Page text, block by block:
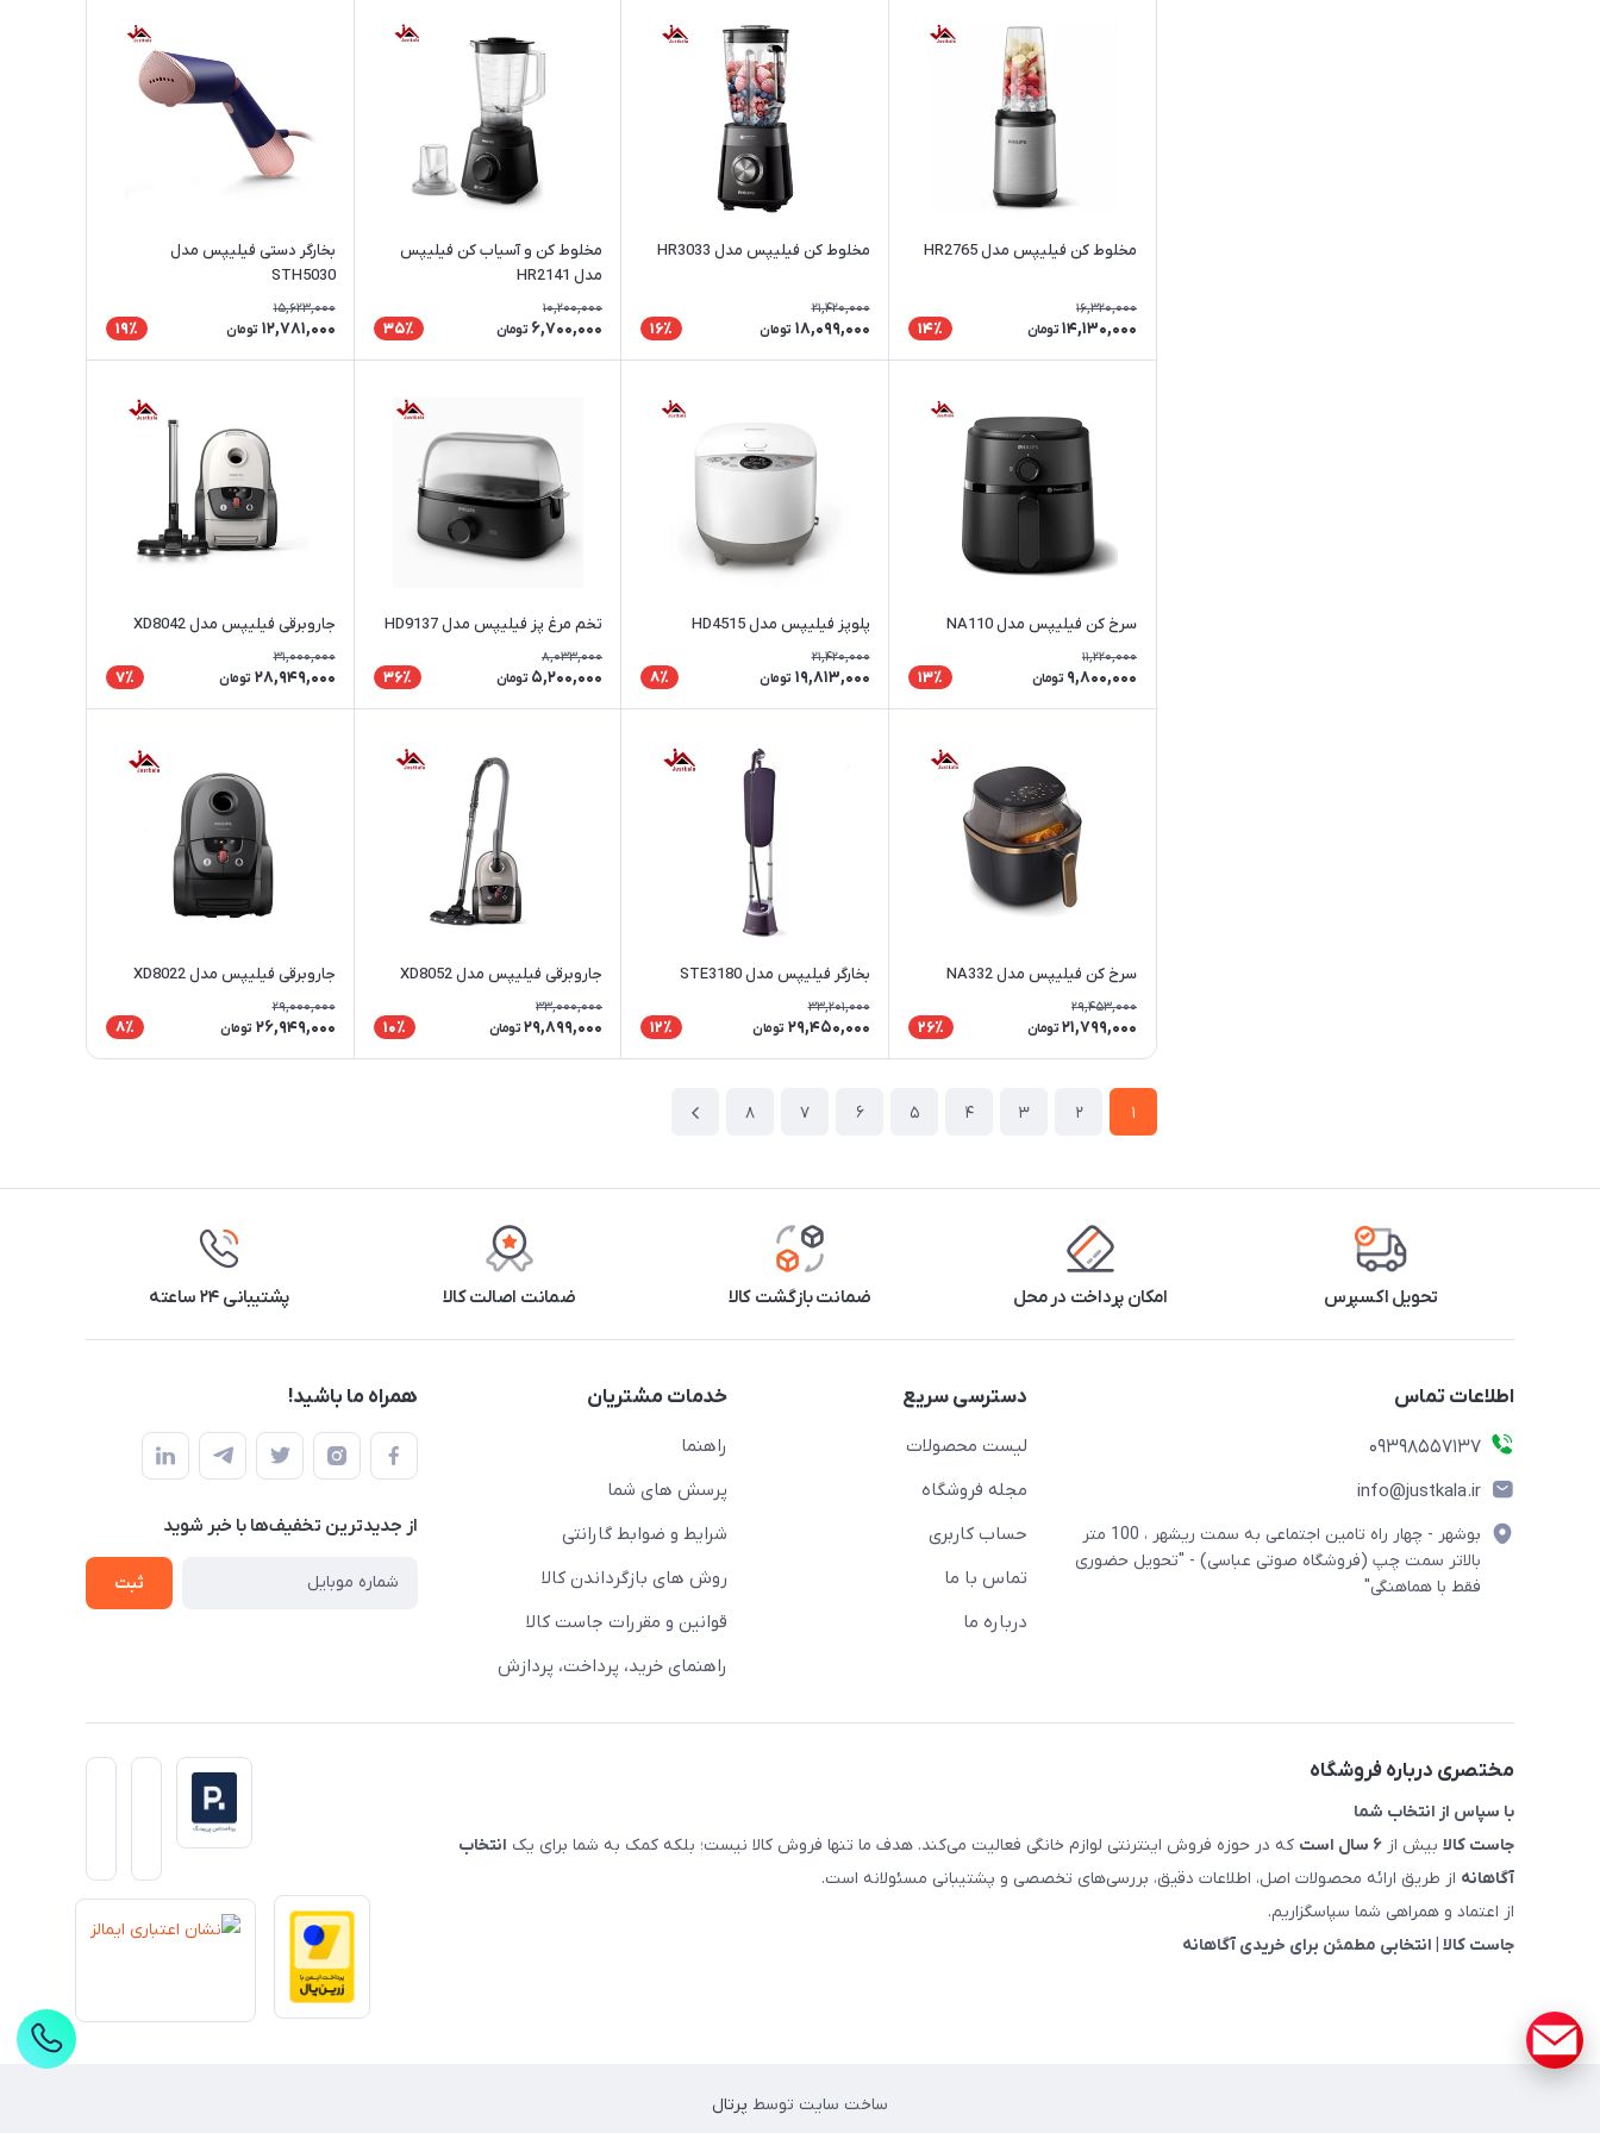
مخلوط کن فیلیپس مدل HR2765
16,320,000
14,130,000 تومان 14٪
مخلوط کن فیلیپس مدل HR3033
21,420,000
18,099,000 تومان 16٪
مخلوط کن و آسیاب کن فیلیپس
مدل HR2141
10,200,000
6,700,000 تومان 35٪
بخارگر دستی فیلیپس مدل
STH5030
15,623,000
12,781,000 تومان 19٪
سرخ کن فیلیپس مدل NA110
11,220,000
9,800,000 تومان 13٪
پلوپز فیلیپس مدل HD4515
21,420,000
19,813,000 تومان 8٪
تخم مرغ پز فیلیپس مدل HD9137
8,033,000
5,200,000 تومان 36٪
جاروبرقی فیلیپس مدل XD8042
31,000,000
28,949,000 تومان 7٪
سرخ کن فیلیپس مدل NA332
29,453,000
21,799,000 تومان 26٪
بخارگر فیلیپس مدل STE3180
33,201,000
29,450,000 تومان 12٪
جاروبرقی فیلیپس مدل XD8052
33,000,000
29,899,000 تومان 10٪
جاروبرقی فیلیپس مدل XD8022
29,000,000
26,949,000 تومان 8٪
1
2
3
4
5
6
7
8
تحویل اکسپرس امکان پرداخت در محل ضمانت بازگشت کالا ضمانت اصالت کالا پشتیبانی ۲۴ ساعته
اطلاعات تماس
09398557137
info@justkala.ir
بوشهر - چهار راه تامین اجتماعی به سمت ریشهر ، 100 متر
بالاتر سمت چپ (فروشگاه صوتی عباسی) - "تحویل حضوری
فقط با هماهنگی"
دسترسی سریع
لیست محصولات
مجله فروشگاه
حساب کاربری
تماس با ما
درباره ما
خدمات مشتریان
راهنما
پرسش های شما
شرایط و ضوابط گارانتی
روش های بازگرداندن کالا
قوانین و مقررات جاست کالا
راهنمای خرید، پرداخت، پردازش
همراه ما باشید!
از جدید‌ترین تخفیف‌ها با‌ خبر شوید
ثبت
مختصری درباره فروشگاه
با سپاس از انتخاب شما
جاست کالا بیش از ۶ سال است که در حوزه فروش اینترنتی لوازم خانگی فعالیت می‌کند. هدف ما تنها فروش کالا نیست؛ بلکه کمک به شما برای یک انتخاب
آگاهانه از طریق ارائه محصولات اصل، اطلاعات دقیق، بررسی‌های تخصصی و پشتیبانی مسئولانه است.
از اعتماد و همراهی شما سپاسگزاریم.
جاست کالا | انتخابی مطمئن برای خریدی آگاهانه
ساخت سایت توسط پرتال